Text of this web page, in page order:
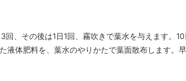
回、その後は1日1回、霧吹きで葉水を与えます。
液体肥料を、葉水のやりかたで葉面散布します。